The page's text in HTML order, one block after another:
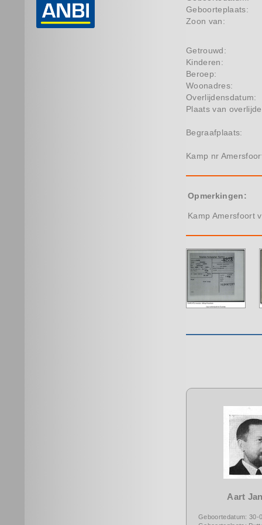
Geboorteplaats:
Zoon van:
Getrouwd:
Kinderen:
Beroep:
Woonadres:
Overlijdensdatum:
Plaats van
Begraafplaats:
Kamp nr
Opmerkingen:
Kamp Amersfoort
Aart
Geboortedatum: 30-